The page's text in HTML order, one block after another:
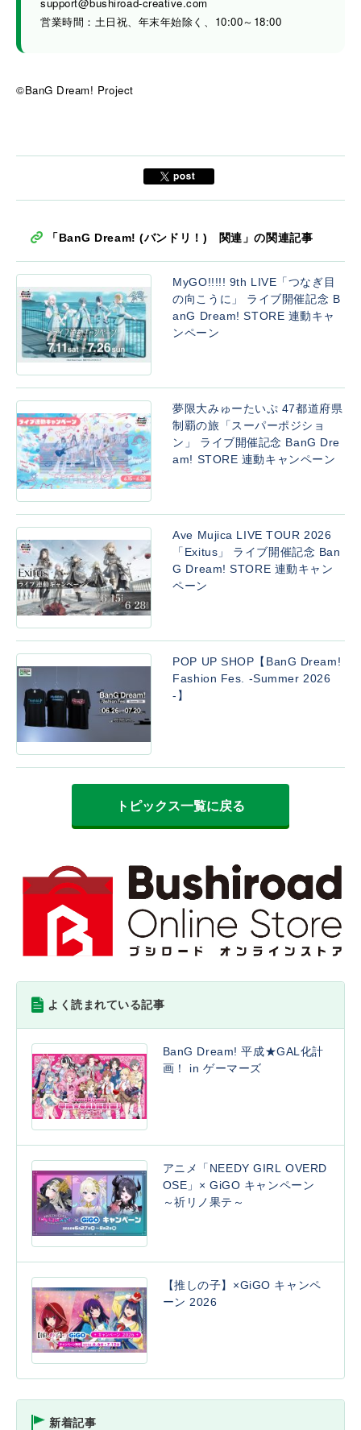
support@bushiroad-creative.com
営業時間：土日祝、年末年始除く、10:00～18:00
©BanG Dream! Project
「BanG Dream! (バンドリ！) 関連」の関連記事
MyGO!!!!! 9th LIVE「つなぎ目
の向こうに」 ライブ開催記念 B
anG Dream! STORE 連動キャ
ンペーン
夢限大みゅーたいぷ 47都道府県
制覇の旅「スーパーポジショ
ン」 ライブ開催記念 BanG Dre
am! STORE 連動キャンペーン
Ave Mujica LIVE TOUR 2026
「Exitus」 ライブ開催記念 Ban
G Dream! STORE 連動キャン
ペーン
POP UP SHOP【BanG Dream!
Fashion Fes. -Summer 2026
-】
トピックス一覧に戻る
よく読まれている記事
BanG Dream! 平成★GAL化計
画！ in ゲーマーズ
アニメ「NEEDY GIRL OVERD
OSE」× GiGO キャンペーン
～祈リノ果テ～
【推しの子】×GiGO キャンペ
ーン 2026
新着記事